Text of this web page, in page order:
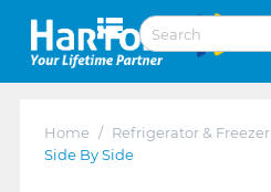
Home / Refrigerator & Freezer
Side By Side